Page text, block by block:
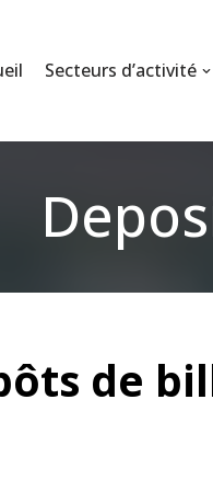
Secteurs d’activité
de